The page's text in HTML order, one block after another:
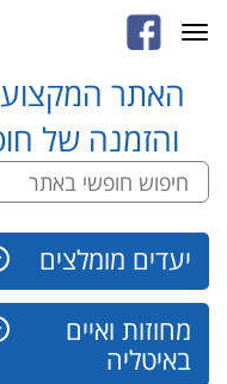
האתר
והזמנה של
יעדים מומלצים
מחוזות ואיים
באיטליה
Toggle
navigation